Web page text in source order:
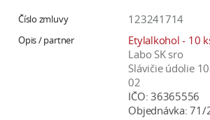
123241714
Etylalkohol - 10
Labo SK sro
Slávičie údolie
02
IČO: 36365556
Objednávka: 71/